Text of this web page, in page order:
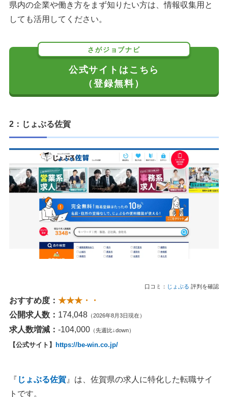
県内の企業や働き方をまず知りたい方は、情報収集用と
しても活用してください。
さがジョブナビ
公式サイトはこちら
（登録無料）
2：じょぶる佐賀
口コミ： じょぶる 評判を確認
おすすめ度： ★★★・・
公開求人数： 174,048 （2026年8月3日現在）
求人数増減： -104,000 （先週比↓down）
【公式サイト】 https://be-win.co.jp/
『 じょぶる佐賀 』は、佐賀県の求人に特化した転職サイ
トです。